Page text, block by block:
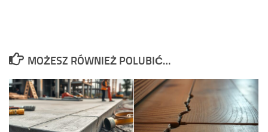
MOŻESZ RÓWNIEŻ POLUBIĆ…